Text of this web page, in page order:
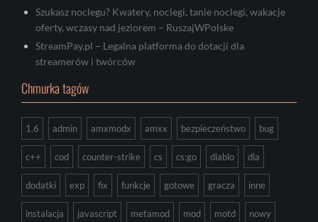
Szukasz noclegu? Kwatery, noclegi, tanie noclegi, wakacje
oferty, wczasy nad jeziorem – RuszajWPolske
StreamPay.pl – Legalna platforma do dotacji dla
streamerów i twórców
Chmurka tagów
1.6 admin amxmodx amxx bezpieczeństwo bug
c++ cod counter-strike cs cs:go diablo dla
dodatki exp fix funkcje gotowe gracza inne
instalacja javascript metamod mod motd nowy